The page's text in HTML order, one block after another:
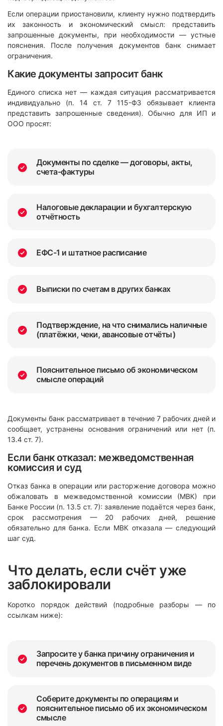
Если операции приостановили, клиенту нужно подтвердить
их законность и экономический смысл: представить
запрошенные документы, при необходимости — устные
пояснения. После получения документов банк снимает
ограничения.
Какие документы запросит банк
Единого списка нет — каждая ситуация рассматривается
индивидуально (п. 14 ст. 7 115-ФЗ обязывает клиента
представить запрошенные сведения). Обычно для ИП и
ООО просят:
Документы по сделке — договоры, акты,
счета-фактуры
Налоговые декларации и бухгалтерскую
отчётность
ЕФС-1 и штатное расписание
Выписки по счетам в других банках
Подтверждение, на что снимались наличные
(платёжки, чеки, авансовые отчёты)
Пояснительное письмо об экономическом
смысле операций
Документы банк рассматривает в течение 7 рабочих дней и
сообщает, устранены основания ограничений или нет (п.
13.4 ст. 7).
Если банк отказал: межведомственная
комиссия и суд
Отказ банка в операции или расторжение договора можно
обжаловать в межведомственной комиссии (МВК) при
Банке России (п. 13.5 ст. 7): заявление подаётся через банк,
срок рассмотрения — 20 рабочих дней, решение
обязательно для банка. Если МВК отказала — следующий
шаг суд.
Что делать, если счёт уже
заблокировали
Коротко порядок действий (подробные разборы — по
ссылкам ниже):
Запросите у банка причину ограничения и
перечень документов в письменном виде
Соберите документы по операциям и
пояснительное письмо об их экономическом
смысле